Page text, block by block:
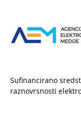
Sufinancirano
raznovrsnosti